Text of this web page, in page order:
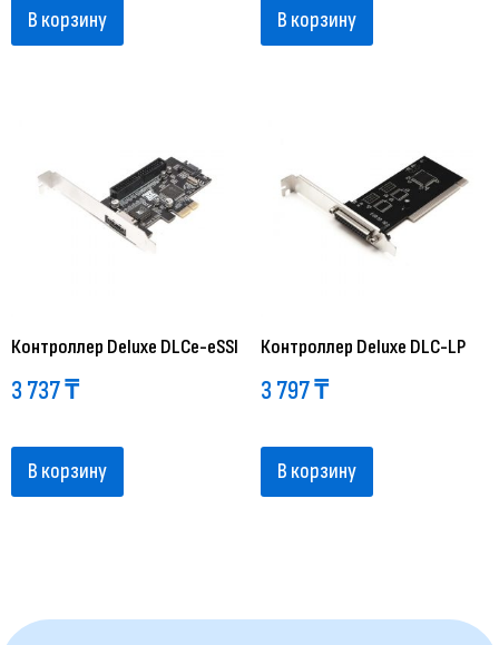
В корзину В корзину
Контроллер Deluxe DLCe-eSSI
3 737₸
В корзину
Контроллер Deluxe DLC-LP
3 797₸
В корзину